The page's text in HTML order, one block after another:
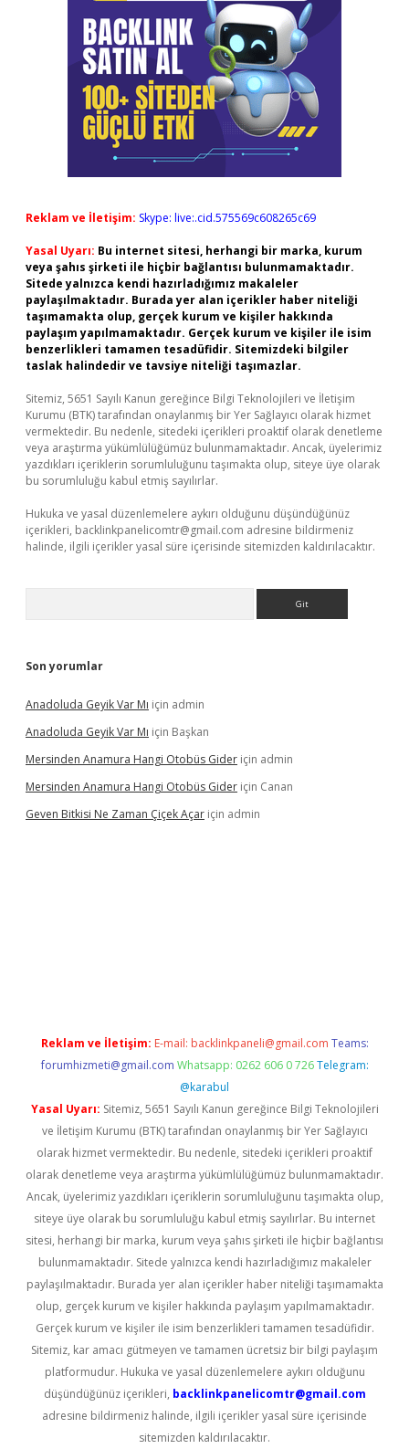
Reklam ve İletişim: Skype: live:.cid.575569c608265c69
Yasal Uyarı: Bu internet sitesi, herhangi bir marka, kurum
veya şahıs şirketi ile hiçbir bağlantısı bulunmamaktadır.
Sitede yalnızca kendi hazırladığımız makaleler
paylaşılmaktadır. Burada yer alan içerikler haber niteliği
taşımamakta olup, gerçek kurum ve kişiler hakkında
paylaşım yapılmamaktadır. Gerçek kurum ve kişiler ile isim
benzerlikleri tamamen tesadüfidir. Sitemizdeki bilgiler
taslak halindedir ve tavsiye niteliği taşımazlar.
Sitemiz, 5651 Sayılı Kanun gereğince Bilgi Teknolojileri ve İletişim
Kurumu (BTK) tarafından onaylanmış bir Yer Sağlayıcı olarak hizmet
vermektedir. Bu nedenle, sitedeki içerikleri proaktif olarak denetleme
veya araştırma yükümlülüğümüz bulunmamaktadır. Ancak, üyelerimiz
yazdıkları içeriklerin sorumluluğunu taşımakta olup, siteye üye olarak
bu sorumluluğu kabul etmiş sayılırlar.
Hukuka ve yasal düzenlemelere aykırı olduğunu düşündüğünüz
içerikleri, backlinkpanelicomtr@gmail.com adresine bildirmeniz
halinde, ilgili içerikler yasal süre içerisinde sitemizden kaldırılacaktır.
Son yorumlar
Anadoluda Geyik Var Mı için admin
Anadoluda Geyik Var Mı için Başkan
Mersinden Anamura Hangi Otobüs Gider için admin
Mersinden Anamura Hangi Otobüs Gider için Canan
Geven Bitkisi Ne Zaman Çiçek Açar için admin
Reklam ve İletişim: E-mail: backlinkpaneli@gmail.com Teams:
forumhizmeti@gmail.com Whatsapp: 0262 606 0 726 Telegram:
@karabul
Yasal Uyarı: Sitemiz, 5651 Sayılı Kanun gereğince Bilgi Teknolojileri
ve İletişim Kurumu (BTK) tarafından onaylanmış bir Yer Sağlayıcı
olarak hizmet vermektedir. Bu nedenle, sitedeki içerikleri proaktif
olarak denetleme veya araştırma yükümlülüğümüz bulunmamaktadır.
Ancak, üyelerimiz yazdıkları içeriklerin sorumluluğunu taşımakta olup,
siteye üye olarak bu sorumluluğu kabul etmiş sayılırlar. Bu internet
sitesi, herhangi bir marka, kurum veya şahıs şirketi ile hiçbir bağlantısı
bulunmamaktadır. Sitede yalnızca kendi hazırladığımız makaleler
paylaşılmaktadır. Burada yer alan içerikler haber niteliği taşımamakta
olup, gerçek kurum ve kişiler hakkında paylaşım yapılmamaktadır.
Gerçek kurum ve kişiler ile isim benzerlikleri tamamen tesadüfidir.
Sitemiz, kar amacı gütmeyen ve tamamen ücretsiz bir bilgi paylaşım
platformudur. Hukuka ve yasal düzenlemelere aykırı olduğunu
düşündüğünüz içerikleri, backlinkpanelicomtr@gmail.com
adresine bildirmeniz halinde, ilgili içerikler yasal süre içerisinde
sitemizden kaldırılacaktır.